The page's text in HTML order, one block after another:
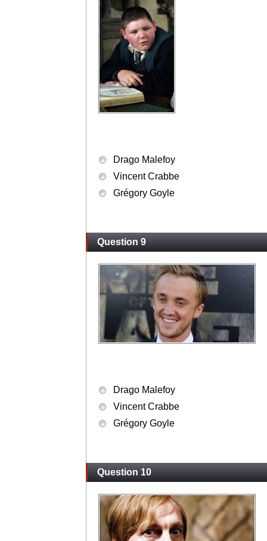
Drago Malefoy
Vincent Crabbe
Grégory Goyle
Question 9
Drago Malefoy
Vincent Crabbe
Grégory Goyle
Question 10